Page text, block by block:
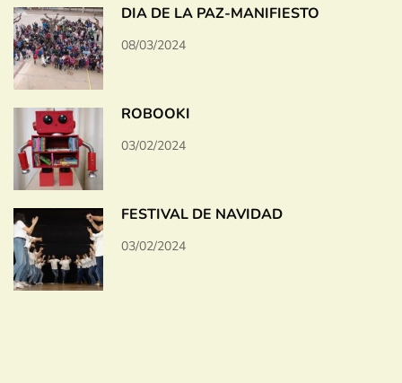
DÍA DE LA PAZ-MANIFIESTO
08/03/2024
ROBOOKI
03/02/2024
FESTIVAL DE NAVIDAD
03/02/2024